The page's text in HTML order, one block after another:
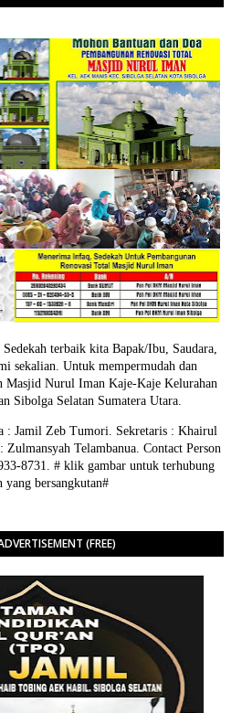
terbaik kita Bapak/Ibu, Saudara,
sekalian. Untuk mempermudah dan
Masjid Nurul Iman Kaje-Kaje Kelurahan
Sibolga Selatan Sumatera Utara.
: Jamil Zeb Tumori. Sekretaris : Khairul
Telambanua. Contact Person
8731. # klik gambar untuk terhubung
yang bersangkutan#
(FREE)